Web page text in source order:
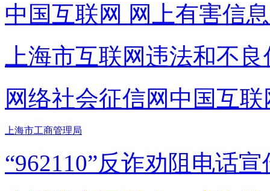
中国互联网 网上有害信
上海市互联网违法和不
网络社会征信网 中国互
上海市工商管理局
“962110”反诈劝阻电话宣